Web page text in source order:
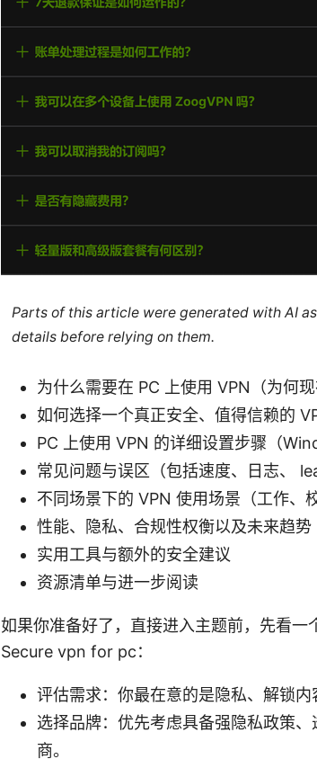
Parts of this article were generated with AI
details before relying on them.
为什么需要在 PC 上使用 VPN（为何现
如何选择一个真正安全、值得信赖的
PC 上使用 VPN 的详细设置步骤（
常见问题与误区（包括速度、日志、
不同场景下的 VPN 使用场景（工作、
性能、隐私、合规性权衡以及未来趋势
实用工具与额外的安全建议
资源清单与进一步阅读
如果你准备好了，直接进入主题前，先看一
Secure vpn for pc：
评估需求：你最在意的是隐私、解锁内
选择品牌：优先考虑具备强隐私政策
商。